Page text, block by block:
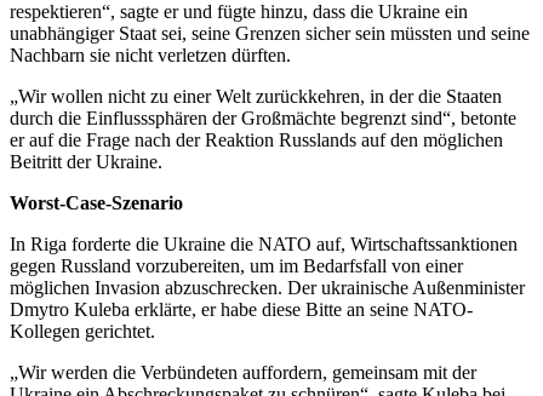
respektieren“, sagte er und fügte hinzu, dass die Ukraine ein
unabhängiger Staat sei, seine Grenzen sicher sein müssten und seine
Nachbarn sie nicht verletzen dürften.
„Wir wollen nicht zu einer Welt zurückkehren, in der die Staaten
durch die Einflusssphären der Großmächte begrenzt sind“, betonte
er auf die Frage nach der Reaktion Russlands auf den möglichen
Beitritt der Ukraine.
Worst-Case-Szenario
In Riga forderte die Ukraine die NATO auf, Wirtschaftssanktionen
gegen Russland vorzubereiten, um im Bedarfsfall von einer
möglichen Invasion abzuschrecken. Der ukrainische Außenminister
Dmytro Kuleba erklärte, er habe diese Bitte an seine NATO-
Kollegen gerichtet.
„Wir werden die Verbündeten auffordern, gemeinsam mit der